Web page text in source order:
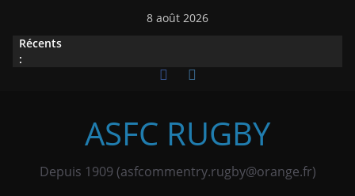
contenu
8 août 2026
Récents
:
ASFC RUGBY
Depuis 1909 (asfcommentry.rugby@orange.fr)